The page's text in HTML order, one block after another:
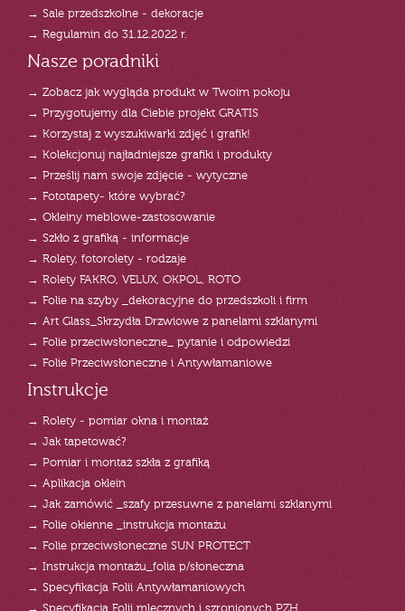
→ Sale przedszkolne - dekoracje
→ Regulamin do 31.12.2022 r.
Nasze poradniki
→ Zobacz jak wygląda produkt w Twoim pokoju
→ Przygotujemy dla Ciebie projekt GRATIS
→ Korzystaj z wyszukiwarki zdjęć i grafik!
→ Kolekcjonuj najładniejsze grafiki i produkty
→ Prześlij nam swoje zdjęcie - wytyczne
→ Fototapety- które wybrać?
→ Okleiny meblowe-zastosowanie
→ Szkło z grafiką - informacje
→ Rolety, fotorolety - rodzaje
→ Rolety FAKRO, VELUX, OKPOL, ROTO
→ Folie na szyby _dekoracyjne do przedszkoli i firm
→ Art Glass_Skrzydła Drzwiowe z panelami szklanymi
→ Folie przeciwsłoneczne_ pytanie i odpowiedzi
→ Folie Przeciwsłoneczne i Antywłamaniowe
Instrukcje
→ Rolety - pomiar okna i montaż
→ Jak tapetować?
→ Pomiar i montaż szkła z grafiką
→ Aplikacja oklein
→ Jak zamówić _szafy przesuwne z panelami szklanymi
→ Folie okienne _instrukcja montażu
→ Folie przeciwsłoneczne SUN PROTECT
→ Instrukcja montażu_folia p/słoneczna
→ Specyfikacja Folii Antywłamaniowych